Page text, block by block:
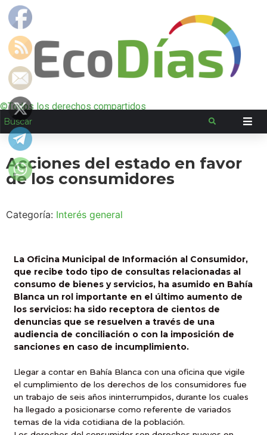
©Todos los derechos compartidos
Acciones del estado en favor
de los consumidores
Categoría: Interés general
La Oficina Municipal de Información al Consumidor,
que recibe todo tipo de consultas relacionadas al
consumo de bienes y servicios, ha asumido en Bahía
Blanca un rol importante en el último aumento de
los servicios: ha sido receptora de cientos de
denuncias que se resuelven a través de una
audiencia de conciliación o con la imposición de
sanciones en caso de incumplimiento.
Llegar a contar en Bahía Blanca con una oficina que vigile
el cumplimiento de los derechos de los consumidores fue
un trabajo de seis años ininterrumpidos, durante los cuales
ha llegado a posicionarse como referente de variados
temas de la vida cotidiana de la población.